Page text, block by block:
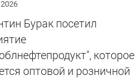
Бурак посетил
которое
оптовой и розничной